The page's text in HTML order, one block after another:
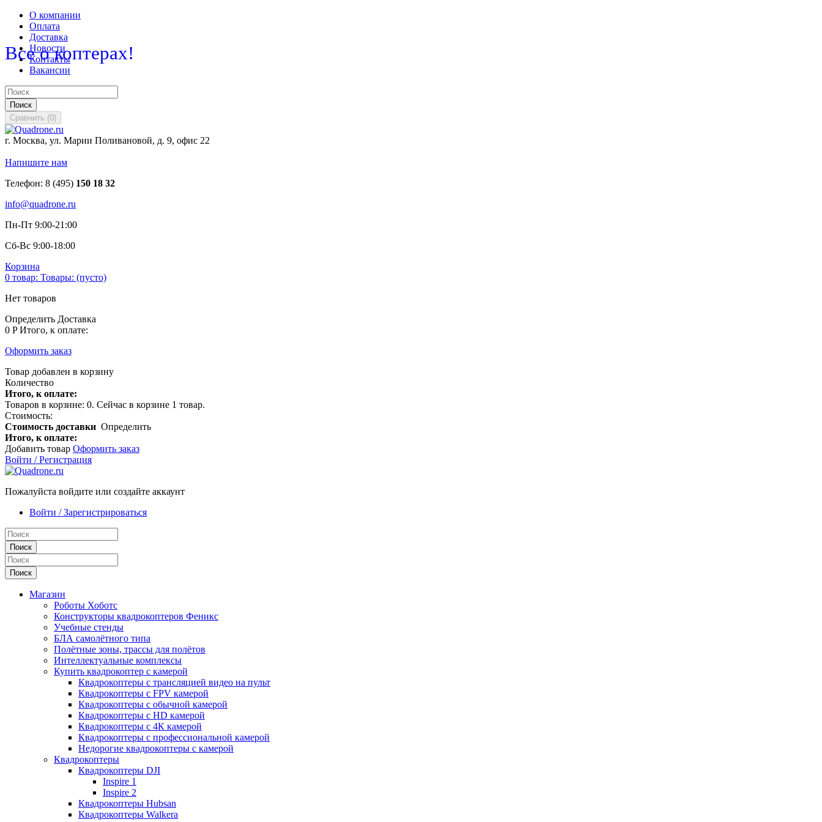
О компании
Оплата
Доставка
Новости
Контакты
Вакансии
Поиск
Сравнить (0)
Все о коптерах!
г. Москва, ул. Марии Поливановой, д. 9, офис 22
Напишите нам
Телефон: 8 (495) 150 18 32
info@quadrone.ru
Пн-Пт 9:00-21:00
Сб-Вс 9:00-18:00
Корзина
0 товар: Товары: (пусто)
Нет товаров
Определить Доставка
0 P Итого, к оплате:
Оформить заказ
Товар добавлен в корзину
Количество
Итого, к оплате:
Товаров в корзине: 0. Сейчас в корзине 1 товар.
Стоимость:
Стоимость доставки Определить
Итого, к оплате:
Добавить товар Оформить заказ
Войти / Регистрация
Пожалуйста войдите или создайте аккаунт
Войти / Зарегистрироваться
Поиск
Поиск
Магазин
Роботы Хоботс
Конструкторы квадрокоптеров Феникс
Учебные стенды
БЛА самолётного типа
Полётные зоны, трассы для полётов
Интеллектуальные комплексы
Купить квадрокоптер с камерой
Квадрокоптеры с трансляцией видео на пульт
Квадрокоптеры с FPV камерой
Квадрокоптеры с обычной камерой
Квадрокоптеры с HD камерой
Квадрокоптеры с 4К камерой
Квадрокоптеры с профессиональной камерой
Недорогие квадрокоптеры с камерой
Квадрокоптеры
Квадрокоптеры DJI
Inspire 1
Inspire 2
Квадрокоптеры Hubsan
Квадрокоптеры Walkera